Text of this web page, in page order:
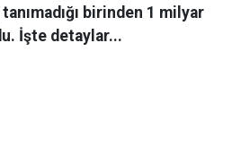
birinden 1 milyar
İşte detaylar...